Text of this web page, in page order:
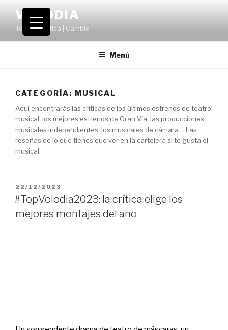
contenido
VOLODIA
Teatro | Crítica | Cambio
Menú
CATEGORÍA: MUSICAL
Aquí encontrarás las críticas de los últimos estrenos de teatro
musical: los mejores estrenos de Gran Vía, las producciones
musicales independientes, los musicales de cámara… Las
reseñas de lo que tienes que ver en la cartelera si te gusta el
musical.
PUBLICADO
EL
22/12/2023
#TopVolodia2023: la crítica elige los
mejores montajes del año